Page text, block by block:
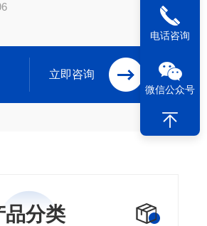
立即咨询
品分类
电话咨询
微信公众号